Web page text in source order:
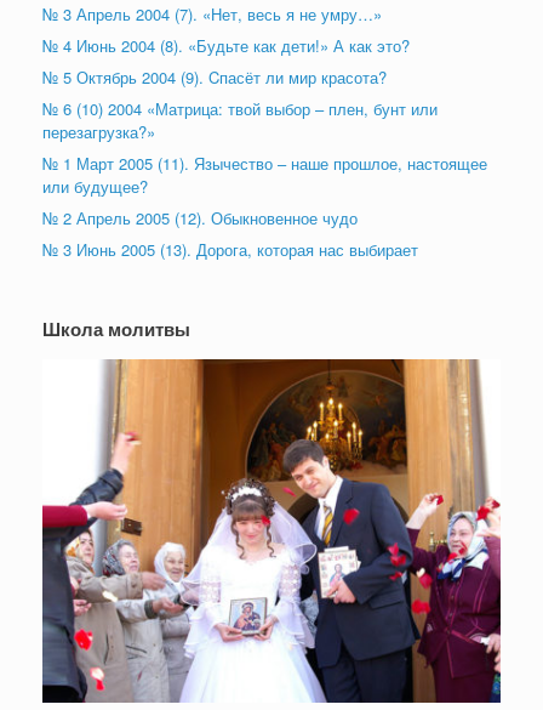
№ 3 Апрель 2004 (7). «Нет, весь я не умру…»
№ 4 Июнь 2004 (8). «Будьте как дети!» А как это?
№ 5 Октябрь 2004 (9). Cпасёт ли мир красота?
№ 6 (10) 2004 «Матрица: твой выбор – плен, бунт или
перезагрузка?»
№ 1 Март 2005 (11). Язычество – наше прошлое, настоящее
или будущее?
№ 2 Апрель 2005 (12). Обыкновенное чудо
№ 3 Июнь 2005 (13). Дорога, которая нас выбирает
Школа молитвы